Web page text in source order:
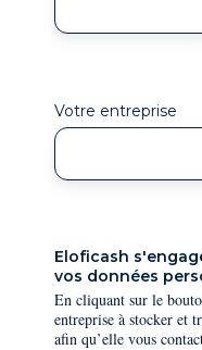
Votre entreprise
Eloficash
vos données
En cliquant sur le
entreprise à stocker et
afin qu’elle vous